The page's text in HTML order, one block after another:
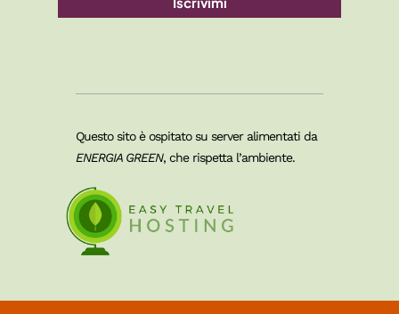
Questo sito è ospitato su server alimentati da
ENERGIA GREEN, che rispetta l’ambiente.